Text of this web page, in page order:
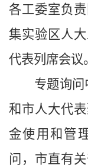
各工委室负
集实验区人
代表列席会议。
专题询
和市人大代
金使用和管
问，市直有